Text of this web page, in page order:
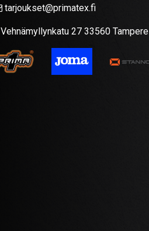
tarjoukset@primatex.fi
Vehnämyllynkatu 27 33560 Tampere